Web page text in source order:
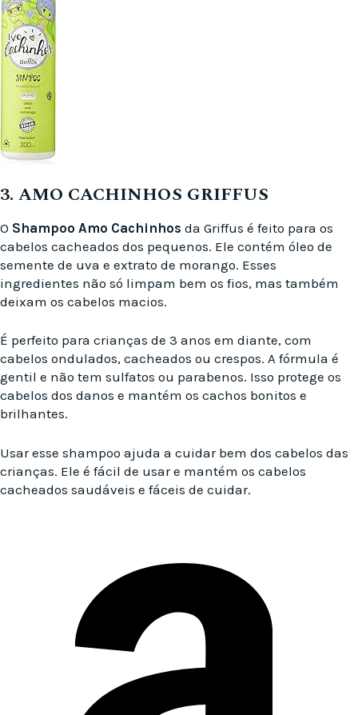
3. AMO CACHINHOS GRIFFUS
O Shampoo Amo Cachinhos da Griffus é feito para os
cabelos cacheados dos pequenos. Ele contém óleo de
semente de uva e extrato de morango. Esses
ingredientes não só limpam bem os fios, mas também
deixam os cabelos macios.
É perfeito para crianças de 3 anos em diante, com
cabelos ondulados, cacheados ou crespos. A fórmula é
gentil e não tem sulfatos ou parabenos. Isso protege os
cabelos dos danos e mantém os cachos bonitos e
brilhantes.
Usar esse shampoo ajuda a cuidar bem dos cabelos das
crianças. Ele é fácil de usar e mantém os cabelos
cacheados saudáveis e fáceis de cuidar.